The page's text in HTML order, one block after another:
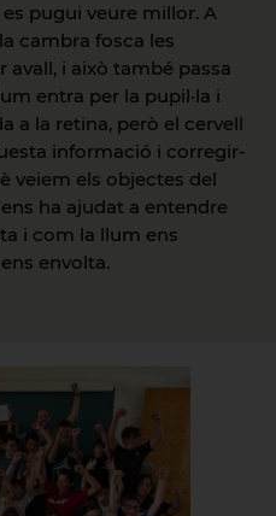
pugui veure millor. A
cambra fosca les
avall, i això també passa
entra per la pupil·la i
a la retina, però el cervell
informació i corregir-
veiem els objectes del
ha ajudat a entendre
i com la llum ens
envolta.